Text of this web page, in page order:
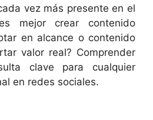
vez más presente en el
mejor crear contenido
en alcance o contenido
valor real? Comprender
clave para cualquier
en redes sociales.